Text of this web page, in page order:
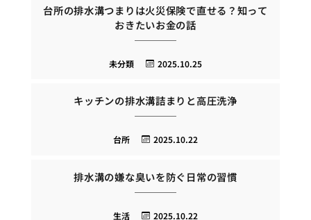
台所の排水溝つまりは火災保険で直せる？知って
おきたいお金の話
2025.10.25
未分類
キッチンの排水溝詰まりと高圧洗浄
2025.10.22
台所
排水溝の嫌な臭いを防ぐ日常の習慣
2025.10.22
生活